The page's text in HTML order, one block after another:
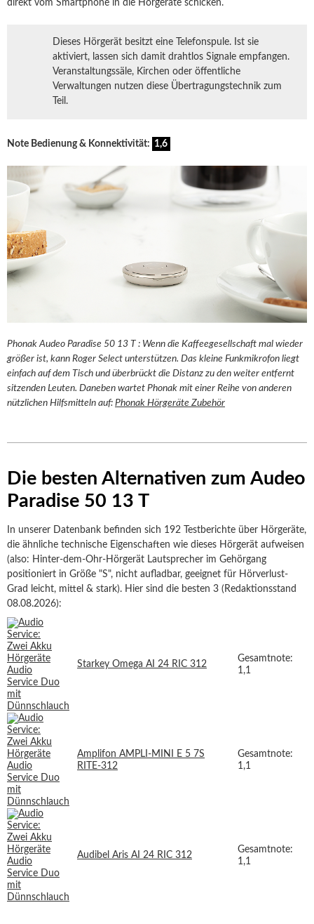
direkt vom Smartphone in die Hörgeräte schicken.
Dieses Hörgerät besitzt eine Telefonspule. Ist sie
aktiviert, lassen sich damit drahtlos Signale empfangen.
Veranstaltungssäle, Kirchen oder öffentliche
Verwaltungen nutzen diese Übertragungstechnik zum
Teil.
Note Bedienung & Konnektivität: 1,6
Phonak Audeo Paradise 50 13 T : Wenn die Kaffeegesellschaft mal wieder
größer ist, kann Roger Select unterstützen. Das kleine Funkmikrofon liegt
einfach auf dem Tisch und überbrückt die Distanz zu den weiter entfernt
sitzenden Leuten. Daneben wartet Phonak mit einer Reihe von anderen
nützlichen Hilfsmitteln auf: Phonak Hörgeräte Zubehör
Die besten Alternativen zum Audeo
Paradise 50 13 T
In unserer Datenbank befinden sich 192 Testberichte über Hörgeräte,
die ähnliche technische Eigenschaften wie dieses Hörgerät aufweisen
(also: Hinter-dem-Ohr-Hörgerät Lautsprecher im Gehörgang
positioniert in Größe "S", nicht aufladbar, geeignet für Hörverlust-
Grad leicht, mittel & stark). Hier sind die besten 3 (Redaktionsstand
08.08.2026):
Starkey Omega AI 24 RIC 312
Gesamtnote:
1,1
Amplifon AMPLI-MINI E 5 7S
RITE-312
Gesamtnote:
1,1
Audibel Aris AI 24 RIC 312
Gesamtnote:
1,1